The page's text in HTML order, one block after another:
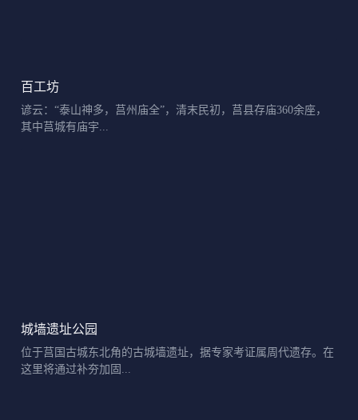
百工坊
谚云：“泰山神多，莒州庙全”，清末民初，莒县存庙360余座，
其中莒城有庙宇...
城墙遗址公园
位于莒国古城东北角的古城墙遗址，据专家考证属周代遗存。在
这里将通过补夯加固...